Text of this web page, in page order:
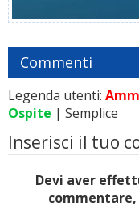
Commenti
Legenda utenti:
Ospite | Semplice
Inserisci il tuo
Devi aver
commentare,